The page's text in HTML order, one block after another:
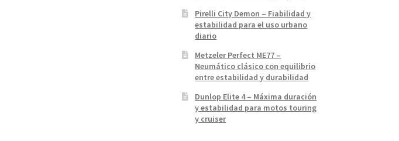
Pirelli City Demon – Fiabilidad y
estabilidad para el uso urbano
diario
Metzeler Perfect ME77 –
Neumático clásico con equilibrio
entre estabilidad y durabilidad
Dunlop Elite 4 – Máxima duración
y estabilidad para motos touring
y cruiser